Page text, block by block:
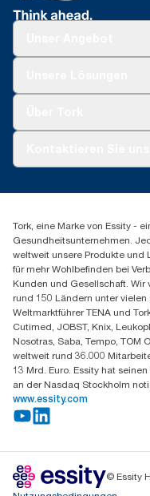
Spenderreklamation
+43 (0) 8 10-22 00
Essity Austria
Am Europlatz 2
1120 Wien
Mo-Do 8:00-16:30 |
GLN: 9011111000026
Tork, eine Marke von Essity -
Gesundheitsunternehmen.
weltweit unsere Produkte und
für mehr Wohlbefinden bei
Kunden und Gesellschaft. Wir
rund 150 Ländern unter
Weltmarktführer TENA und
Cutimed, JOBST, Knix,
Nosotras, Saba, Tempo, TOM
weltweit rund 36.000
13 Mrd. Euro. Essity hat
an der Nasdaq Stockholm
www.essity.com
© Essity